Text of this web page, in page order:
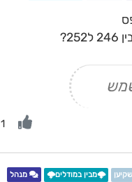
1
🌩️מבין במודלים🌩️ מנהל